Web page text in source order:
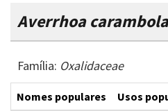
Averrhoa carambola
Família: Oxalidaceae
Nomes populares
Usos